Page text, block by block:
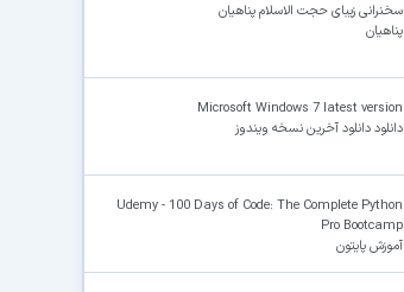
سخنرانی زیبای حجت الاسلام پناهیان
پناهیان
Microsoft Windows 7 latest version
دانلود دانلود آخرین نسخه ویندوز
Udemy - 100 Days of Code: The Complete Python
Pro Bootcamp
آموزش پایتون